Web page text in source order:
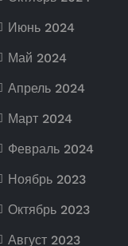
Июнь 2024
Май 2024
Апрель 2024
Март 2024
Февраль 2024
Ноябрь 2023
Октябрь 2023
Август 2023